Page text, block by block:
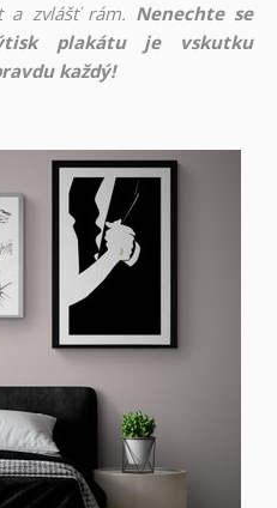
a zvlášť rám. Nenechte se
plakátu je vskutku
každý!